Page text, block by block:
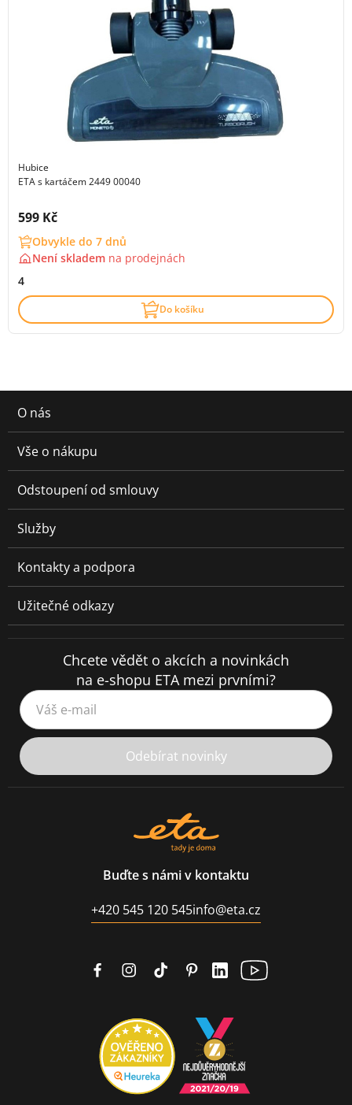
Hubice
ETA s kartáčem 2449 00040
Cena s DPH:
599 Kč
Obvykle do 7 dnů
Není skladem na prodejnách
4
Do košíku
O nás
Vše o nákupu
Odstoupení od smlouvy
Služby
Kontakty a podpora
Užitečné odkazy
Chcete vědět o akcích a novinkách
na e-shopu ETA mezi prvními?
Váš e-mail
Odebírat novinky
Buďte s námi v kontaktu
+420 545 120 545info@eta.cz